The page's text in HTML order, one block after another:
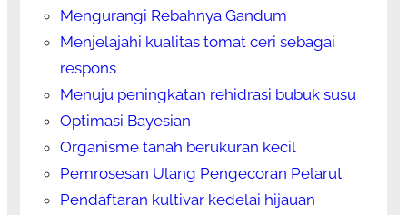
Mengurangi Rebahnya Gandum
Menjelajahi kualitas tomat ceri sebagai
respons
Menuju peningkatan rehidrasi bubuk susu
Optimasi Bayesian
Organisme tanah berukuran kecil
Pemrosesan Ulang Pengecoran Pelarut
Pendaftaran kultivar kedelai hijauan